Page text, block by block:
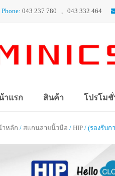
Phone: 043 237 780 , 043 332 464
าแรก สินค้า โปรโม
หลัก / สแกนลายนิ้วมือ / HIP / (รองรับก